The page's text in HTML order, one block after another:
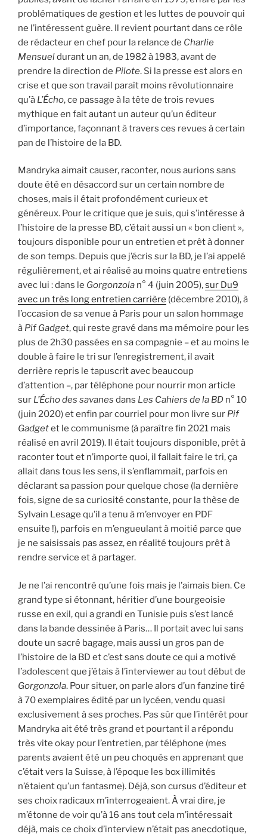
problématiques de gestion et les luttes de pouvoir qui
ne l’intéressent guère. Il revient pourtant dans ce rôle
de rédacteur en chef pour la relance de Charlie
Mensueldurant un an, de 1982 à 1983, avant de
prendre la direction de Pilote. Si la presse est alors en
crise et que son travail paraît moins révolutionnaire
qu’à L’Écho, ce passage à la tête de trois revues
mythique en fait autant un auteur qu’un éditeur
d’importance, façonnant à travers ces revues à certain
pan de l’histoire de la BD.
Mandryka aimait causer, raconter, nous aurions sans
doute été en désaccord sur un certain nombre de
choses, mais il était profondément curieux et
généreux. Pour le critique que je suis, qui s’intéresse à
l’histoire de la presse BD, c’était aussi un « bon client »,
toujours disponible pour un entretien et prêt à donner
de son temps. Depuis que j’écris sur la BD, je l’ai appelé
régulièrement, et ai réalisé au moins quatre entretiens
avec lui : dans le Gorgonzola n° 4 (juin 2005),sur Du9
avec un très long entretien carrière (décembre 2010), à
l’occasion de sa venue à Paris pour un salon hommage
à Pif Gadget, qui reste gravé dans ma mémoire pour les
plus de 2h30 passées en sa compagnie – et au moins le
double à faire le tri sur l’enregistrement, il avait
derrière repris le tapuscrit avec beaucoup
d’attention –, par téléphone pour nourrir mon article
sur L’Échodes savanes dans Les Cahiers dela BD n° 10
(juin 2020) et enfin par courriel pour mon livre sur Pif
Gadgetet le communisme (à paraître fin 2021 mais
réalisé en avril 2019). Il était toujours disponible, prêt à
raconter tout et n’importe quoi, il fallait faire le tri, ça
allait dans tous les sens, il s’enflammait, parfois en
déclarant sa passion pour quelque chose (la dernière
fois, signe de sa curiosité constante, pour la thèse de
Sylvain Lesage qu’il a tenu à m’envoyer en PDF
ensuite !), parfois en m’engueulant à moitié parce que
je ne saisissais pas assez, en réalité toujours prêt à
rendre service et à partager.
Je ne l’ai rencontré qu’une fois mais je l’aimais bien. Ce
grand type si étonnant, héritier d’une bourgeoisie
russe en exil, qui a grandi en Tunisie puis s’est lancé
dans la bande dessinée à Paris… Il portait avec lui sans
doute un sacré bagage, mais aussi un gros pan de
l’histoire de la BD et c’est sans doute ce qui a motivé
l’adolescent que j’étais à l’interviewer au tout début de
Gorgonzola. Pour situer, on parle alors d’un fanzine tiré
à 70 exemplaires édité par un lycéen, vendu quasi
exclusivement à ses proches. Pas sûr que l’intérêt pour
Mandryka ait été très grand et pourtant il a répondu
très vite okay pour l’entretien, par téléphone (mes
parents avaient été un peu choqués en apprenant que
c’était vers la Suisse, à l’époque les box illimités
n’étaient qu’un fantasme). Déjà, son cursus d’éditeur et
ses choix radicaux m’interrogeaient. À vrai dire, je
m’étonne de voir qu’à 16 ans tout cela m’intéressait
déjà, mais ce choix d’interview n’était pas anecdotique,